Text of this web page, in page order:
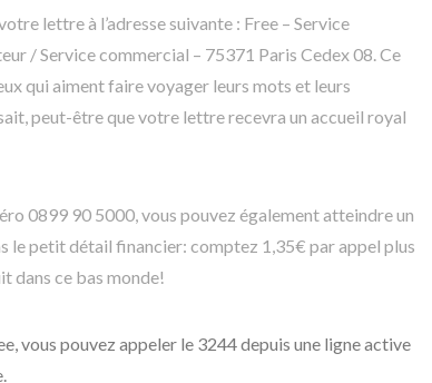
lettre à l’adresse suivante : Free – Service
/ Service commercial – 75371 Paris Cedex 08. Ce
qui aiment faire voyager leurs mots et leurs
peut-être que votre lettre recevra un accueil royal
0899 90 5000, vous pouvez également atteindre un
le petit détail financier: comptez 1,35€ par appel plus
dans ce bas monde!
vous pouvez appeler le 3244 depuis une ligne active